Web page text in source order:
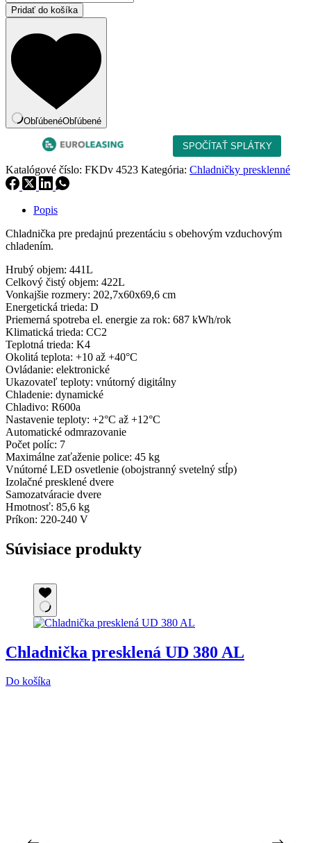
Pridať do košíka
ObľúbenéObľúbené
Katalógové číslo: FKDv 4523 Kategória: Chladničky presklenné
Popis
Chladnička pre predajnú prezentáciu s obehovým vzduchovým
chladením.
Hrubý objem: 441L
Celkový čistý objem: 422L
Vonkajšie rozmery: 202,7x60x69,6 cm
Energetická trieda: D
Priemerná spotreba el. energie za rok: 687 kWh/rok
Klimatická trieda: CC2
Teplotná trieda: K4
Okolitá teplota: +10 až +40°C
Ovládanie: elektronické
Ukazovateľ teploty: vnútorný digitálny
Chladenie: dynamické
Chladivo: R600a
Nastavenie teploty: +2°C až +12°C
Automatické odmrazovanie
Počet políc: 7
Maximálne zaťaženie police: 45 kg
Vnútorné LED osvetlenie (obojstranný svetelný stĺp)
Izolačné presklené dvere
Samozatváracie dvere
Hmotnosť: 85,6 kg
Príkon: 220-240 V
Súvisiace produkty
Chladnička presklená UD 380 AL
Do košíka